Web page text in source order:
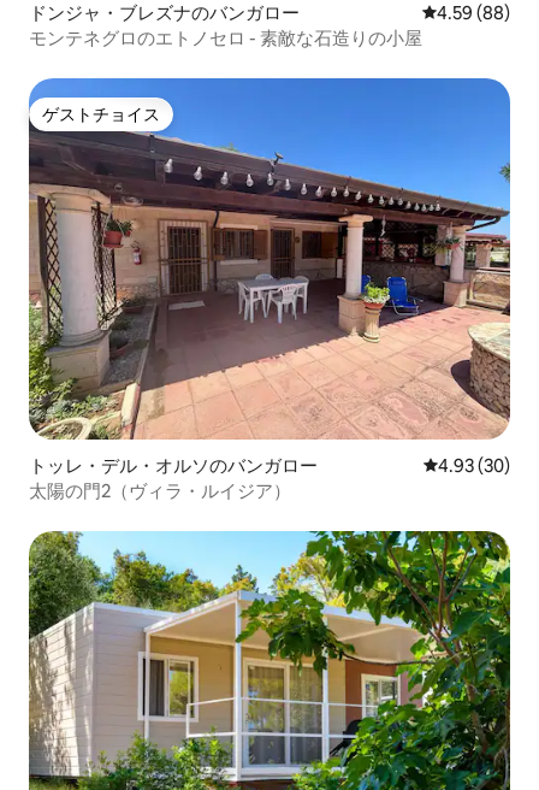
ドンジャ・ブレズナのバンガロー レビュー88
4.59 (88)
モンテネグロのエトノセロ - 素敵な石造りの小屋
ゲストチョイス
ゲストチョイス
トッレ・デル・オルソのバンガロー レビュー30
4.93 (30)
太陽の門2（ヴィラ・ルイジア）